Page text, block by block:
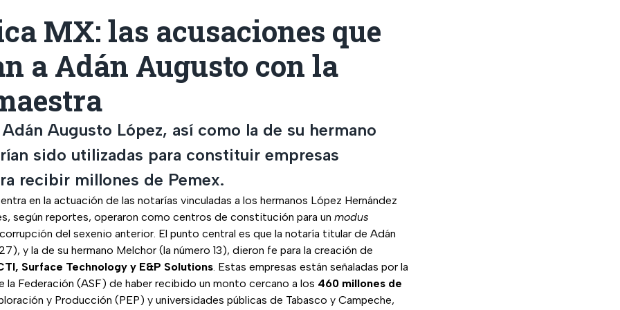
MX: las acusaciones que
a Adán Augusto con la
Augusto López, así como la de su hermano
sido utilizadas para constituir empresas
recibir millones de Pemex.
en la actuación de las notarías vinculadas a los hermanos López Hernández
según reportes, operaron como centros de constitución para un modus
del sexenio anterior. El punto central es que la notaría titular de Adán
y la de su hermano Melchor (la número 13), dieron fe para la creación de
Surface Technology y E&P Solutions. Estas empresas están señaladas por la
la Federación (ASF) de haber recibido un monto cercano a los 460 millones de
y Producción (PEP) y universidades públicas de Tabasco y Campeche,